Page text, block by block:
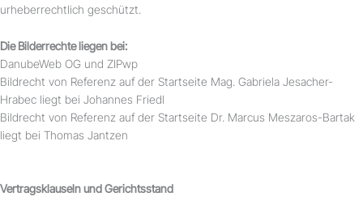
urheberrechtlich geschützt.
Die Bilderrechte liegen bei:
DanubeWeb OG und ZIPwp
Bildrecht von Referenz auf der Startseite Mag. Gabriela Jesacher-
Hrabec liegt bei Johannes Friedl
Bildrecht von Referenz auf der Startseite Dr. Marcus Meszaros-Bartak
liegt bei Thomas Jantzen
Vertragsklauseln und Gerichtsstand